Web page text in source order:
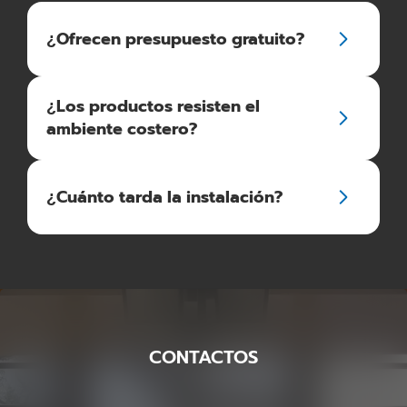
¿Ofrecen presupuesto gratuito?
¿Los productos resisten el
ambiente costero?
¿Cuánto tarda la instalación?
CONTACTOS